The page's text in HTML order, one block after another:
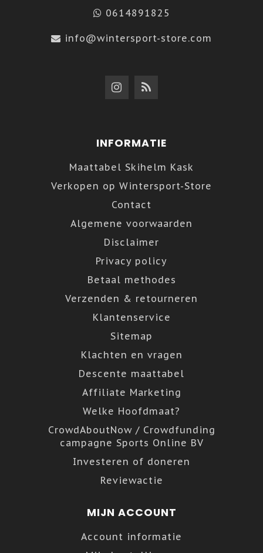
0614891825
info@wintersport-store.com
INFORMATIE
Maattabel Skihelm Kask
Verkopen op Wintersport-Store
Contact
Algemene voorwaarden
Disclaimer
Privacy policy
Betaal methodes
Verzenden & retourneren
Klantenservice
Sitemap
Klachten en vragen
Descente maattabel
Affiliate Marketing
Welke Hoofdmaat?
CrowdAboutNow / Crowdfunding
campagne Sports Online BV
Investeren of doneren
Reviewactie
MIJN ACCOUNT
Account informatie